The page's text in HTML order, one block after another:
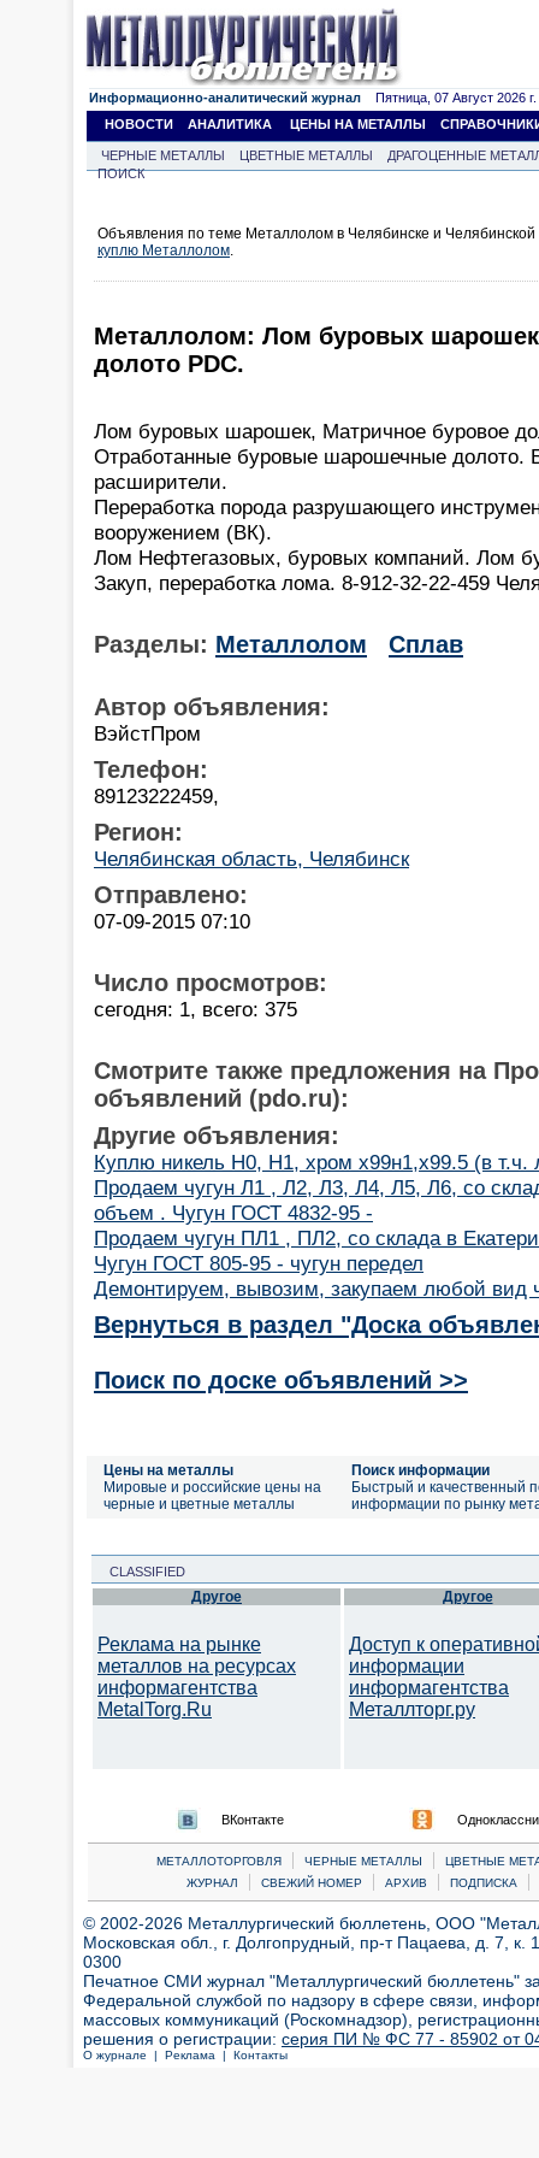
Информационно-аналитический журнал Пятница, 07 Август 2026 г.
НОВОСТИ
АНАЛИТИКА ЦЕНЫ НА МЕТАЛЛЫ
ЧЕРНЫЕ МЕТАЛЛЫ ЦВЕТНЫЕ МЕТАЛЛЫ
ДРАГОЦЕННЫЕ
ПОИСК
Объявления по теме Металлолом в Челябинске и
куплю Металлолом.
Металлолом: Лом буровых
долото PDC.
Лом буровых шарошек, Матричное буровое
Отработанные буровые шарошечные долото.
расширители.
Переработка порода разрушающего
вооружением (ВК).
Лом Нефтегазовых, буровых компаний. Лом
Закуп, переработка лома. 8-912-32-22-459
Разделы: Металлолом Сплав
Автор объявления:
ВэйстПром
Телефон:
89123222459,
Регион:
Челябинская область, Челябинск
Отправлено:
07-09-2015 07:10
Число просмотров:
сегодня: 1, всего: 375
Смотрите также предложения на
объявлений (pdo.ru):
Другие объявления:
Куплю никель Н0, Н1, хром х99н1,х99.5 (в т.ч.
Продаем чугун Л1 , Л2, Л3, Л4, Л5, Л6, со
объем . Чугун ГОСТ 4832-95 -
Продаем чугун ПЛ1 , ПЛ2, со склада в
Чугун ГОСТ 805-95 - чугун передел
Демонтируем, вывозим, закупаем любой вид
Вернуться в раздел "Доска
Поиск по доске объявлений >>
Цены на металлы
Мировые и российские цены на
черные и цветные металлы
Поиск информации
Быстрый и качественный
информации по рынку
CLASSIFIED
Другое
Реклама на рынке
металлов на ресурсах
информагентства
MetalTorg.Ru
Другое
Доступ к
информации
информагентства
Металлторг.ру
ВКонтакте
МЕТАЛЛОТОРГОВЛЯ | ЧЕРНЫЕ МЕТАЛЛЫ |
ЦВЕТНЫЕ
ЖУРНАЛ
| СВЕЖИЙ НОМЕР | АРХИВ | ПОДПИСКА |
© 2002-2026 Металлургический бюллетень, ООО
Московская обл., г. Долгопрудный, пр-т Пацаева, д. 7,
0300
Печатное СМИ журнал "Металлургический бюллетень"
Федеральной службой по надзору в сфере связи,
массовых коммуникаций (Роскомнадзор),
решения о регистрации: серия ПИ № ФС 77 - 85902 от 04
О журнале | Реклама | Контакты